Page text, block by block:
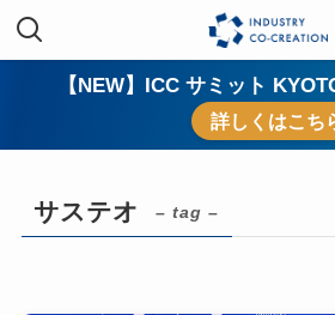
【NEW】ICC サミット
詳しくはこち
サステオ – tag –